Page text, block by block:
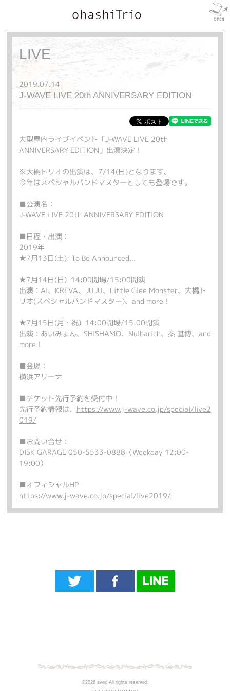
LIVE
2019.07.14
J-WAVE LIVE 20th ANNIVERSARY EDITION
大型屋内ライブイベント「J-WAVE LIVE 20th
ANNIVERSARY EDITION」出演決定！
※大橋トリオの出演は、7/14(日)となります。
今年はスペシャルバンドマスターとしても登場です。
■公演名：
J-WAVE LIVE 20th ANNIVERSARY EDITION
■日程・出演：
2019年
★7月13日(土): To Be Announced...
★7月14日(日) 14:00開場/15:00開演
出演：AI、KREVA、JUJU、Little Glee Monster、大橋ト
リオ(スペシャルバンドマスター)、and more！
★7月15日(月・祝) 14:00開場/15:00開演
出演：あいみょん、SHISHAMO、Nulbarich、秦 基博、and
more！
■会場：
横浜アリーナ
■チケット先行予約を受付中！
先行予約情報は、 https://www.j-wave.co.jp/special/live2
019/
■お問い合せ：
DISK GARAGE 050-5533-0888（Weekday 12:00-
19:00）
■オフィシャルHP
https://www.j-wave.co.jp/special/live2019/
©2026 avex All rights reserved.